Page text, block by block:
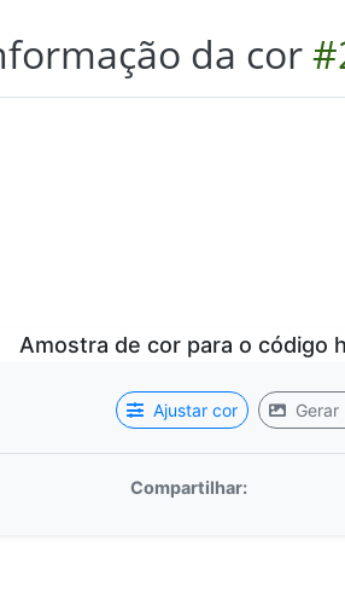
da cor
Ajustar cor Gerar
Compartilhar: